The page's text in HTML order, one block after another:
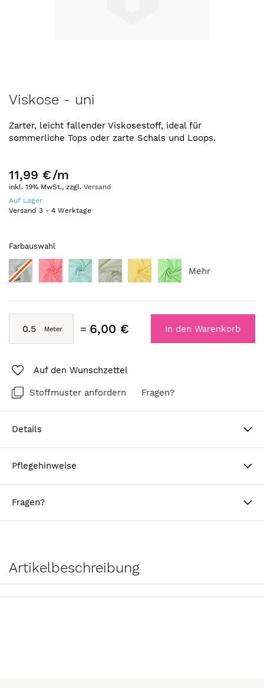
Anfang
Bildergalerie
springen
Viskose - uni
Zarter, leicht fallender Viskosestoff, ideal für
sommerliche Tops oder zarte Schals und Loops.
11,99 €/m
inkl. 19% MwSt., zzgl. Versand
Auf Lager
Versand 3 - 4 Werktage
Farbauswahl
Mehr
6,00 € In den Warenkorb
Auf den Wunschzettel
Stoffmuster anfordern Fragen?
Details
Pflegehinweise
Fragen?
Artikelbeschreibung